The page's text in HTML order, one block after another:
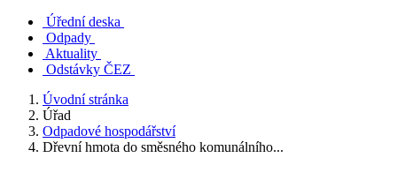
Úřední deska
Odpady
Aktuality
Odstávky ČEZ
Úvodní stránka
Úřad
Odpadové hospodářství
Dřevní hmota do směsného komunálního...